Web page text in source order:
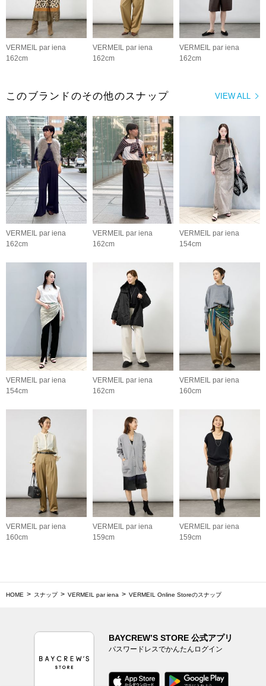
VERMEIL par iena
162cm
VERMEIL par iena
162cm
VERMEIL par iena
162cm
VIEW ALL
このブランドのその他のスナップ
VERMEIL par iena
162cm
VERMEIL par iena
162cm
VERMEIL par iena
154cm
VERMEIL par iena
154cm
VERMEIL par iena
162cm
VERMEIL par iena
160cm
VERMEIL par iena
160cm
VERMEIL par iena
159cm
VERMEIL par iena
159cm
HOME スナップ VERMEIL par iena VERMEIL Online Storeのスナップ
BAYCREW’S STORE 公式アプリ
パスワードレスでかんたんログイン